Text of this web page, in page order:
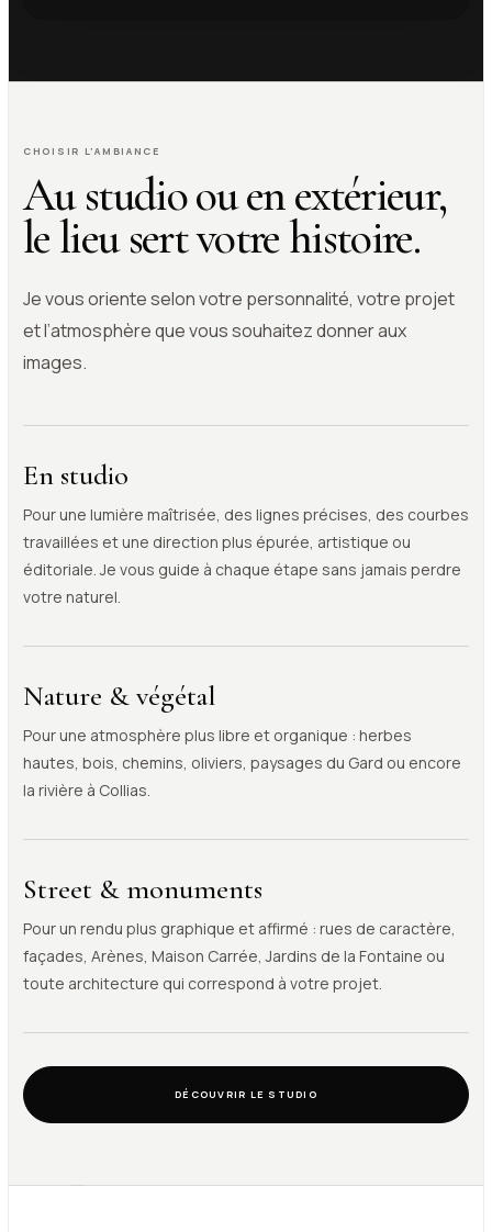
CHOISIR L’AMBIANCE
Au studio ou en extérieur,
le lieu sert votre histoire.
Je vous oriente selon votre personnalité, votre projet
et l’atmosphère que vous souhaitez donner aux
images.
En studio
Pour une lumière maîtrisée, des lignes précises, des courbes
travaillées et une direction plus épurée, artistique ou
éditoriale. Je vous guide à chaque étape sans jamais perdre
votre naturel.
Nature & végétal
Pour une atmosphère plus libre et organique : herbes
hautes, bois, chemins, oliviers, paysages du Gard ou encore
la rivière à Collias.
Street & monuments
Pour un rendu plus graphique et affirmé : rues de caractère,
façades, Arènes, Maison Carrée, Jardins de la Fontaine ou
toute architecture qui correspond à votre projet.
DÉCOUVRIR LE STUDIO